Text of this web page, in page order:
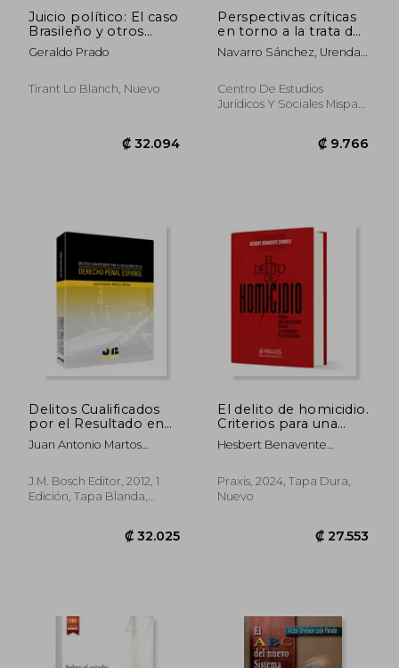
Juicio político: El caso
Brasileño y otros
ensayos
Geraldo Prado
Tirant Lo Blanch, Nuevo
₡ 32.094
Perspectivas críticas
en torno a la trata de
personas. Una mirada
sociojurídica
Navarro Sánchez, Urenda
Centro De Estudios
Jurídicos Y Sociales Mispat,
Delitos Cualificados
por el Resultado en
el Derecho Penal
Español.
Juan Antonio Martos
J.M. Bosch Editor, 2012, 1
Edición, Tapa Blanda,
El delito de homicidio.
Criterios para una
imputación concreta
y su investigación en
Hesbert Benavente
Praxis, 2024, Tapa Dura,
Nuevo